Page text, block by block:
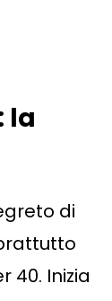
la
di
40. Inizia